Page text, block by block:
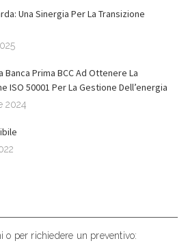
Una Sinergia Per La Transizione
Banca Prima BCC Ad Ottenere La
ISO 50001 Per La Gestione Dell’energia
2024
o per richiedere un preventivo: